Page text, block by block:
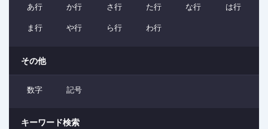
あ行 か行 さ行 た行 な行
は行
ま行
や行 ら行 わ行
その他
数字 記号
キーワード検索